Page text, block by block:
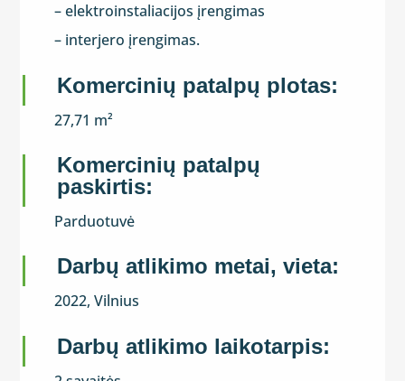
– elektroinstaliacijos įrengimas
– interjero įrengimas.
Komercinių patalpų plotas:
27,71 m²
Komercinių patalpų
paskirtis:
Parduotuvė
Darbų atlikimo metai, vieta:
2022, Vilnius
Darbų atlikimo laikotarpis: